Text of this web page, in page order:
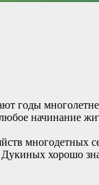
годы
начинание
многодетных
хорошо